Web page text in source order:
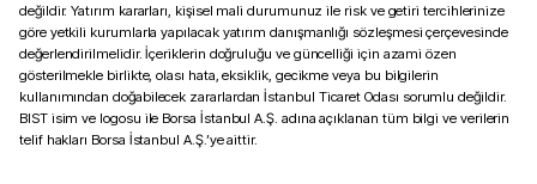
değildir. Yatırım kararları, kişisel mali durumunuz ile risk ve getiri tercihlerinize
göre yetkili kurumlarla yapılacak yatırım danışmanlığı sözleşmesi çerçevesinde
değerlendirilmelidir. İçeriklerin doğruluğu ve güncelliği için azami özen
gösterilmekle birlikte, olası hata, eksiklik, gecikme veya bu bilgilerin
kullanımından doğabilecek zararlardan İstanbul Ticaret Odası sorumlu değildir.
BIST isim ve logosu ile Borsa İstanbul A.Ş. adına açıklanan tüm bilgi ve verilerin
telif hakları Borsa İstanbul A.Ş.’ye aittir.